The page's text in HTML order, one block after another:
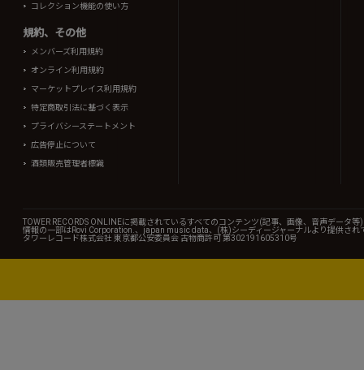
コレクション機能の使い方
規約、その他
メンバーズ利用規約
オンライン利用規約
マーケットプレイス利用規約
特定商取引法に基づく表示
プライバシーステートメント
広告停止について
酒類販売管理者標識
TOWER RECORDS ONLINEに掲載されているすべてのコンテンツ(記事、画像、音声データ
情報の一部はRovi Corporation.、japan music data、(株)シーディージャーナルより提供され
タワーレコード株式会社 東京都公安委員会 古物商許可 第302191605310号